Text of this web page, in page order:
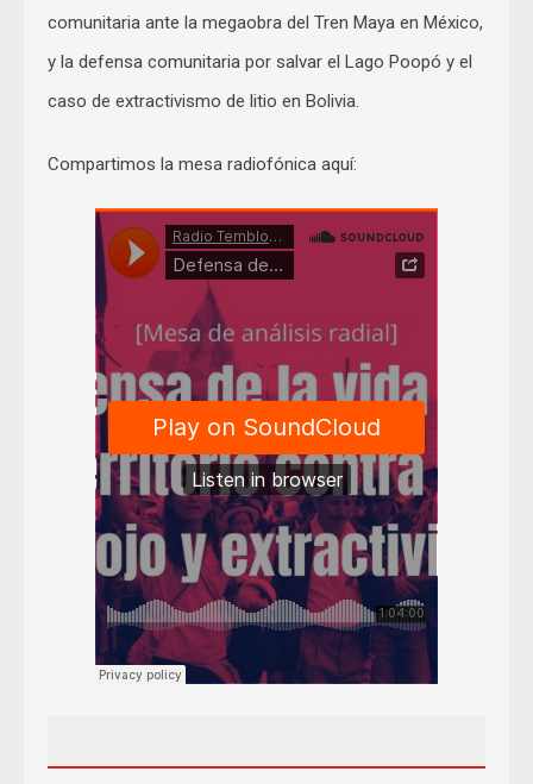
comunitaria ante la megaobra del Tren Maya en México,
y la defensa comunitaria por salvar el Lago Poopó y el
caso de extractivismo de litio en Bolivia.
Compartimos la mesa radiofónica aquí: